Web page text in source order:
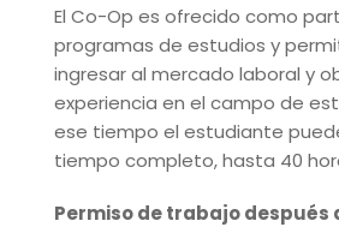
El Co-Op es ofrecido como
programas de estudios y
ingresar al mercado laboral y
experiencia en el campo de
ese tiempo el estudiante
tiempo completo, hasta 40
Permiso de trabajo después